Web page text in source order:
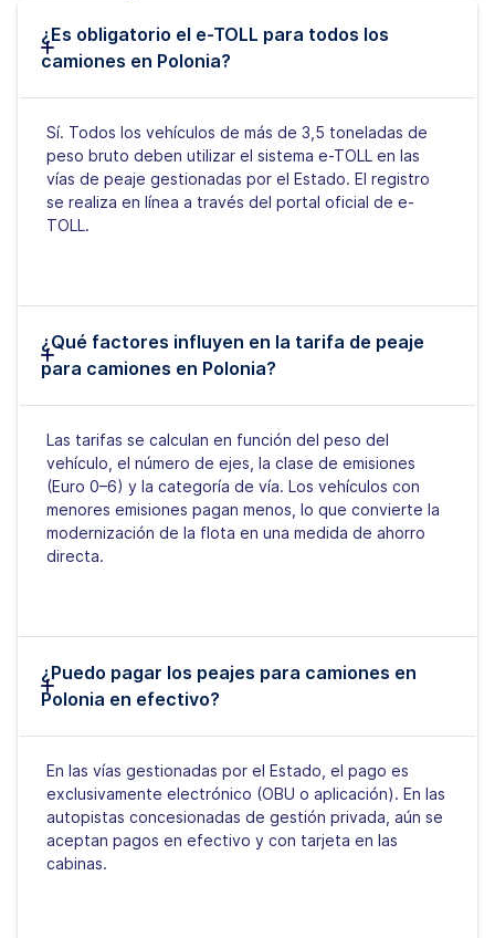
¿Es obligatorio el e-TOLL para todos los
camiones en Polonia?
Sí. Todos los vehículos de más de 3,5 toneladas de
peso bruto deben utilizar el sistema e-TOLL en las
vías de peaje gestionadas por el Estado. El registro
se realiza en línea a través del portal oficial de e-
TOLL.
¿Qué factores influyen en la tarifa de peaje
para camiones en Polonia?
Las tarifas se calculan en función del peso del
vehículo, el número de ejes, la clase de emisiones
(Euro 0–6) y la categoría de vía. Los vehículos con
menores emisiones pagan menos, lo que convierte la
modernización de la flota en una medida de ahorro
directa.
¿Puedo pagar los peajes para camiones en
Polonia en efectivo?
En las vías gestionadas por el Estado, el pago es
exclusivamente electrónico (OBU o aplicación). En las
autopistas concesionadas de gestión privada, aún se
aceptan pagos en efectivo y con tarjeta en las
cabinas.